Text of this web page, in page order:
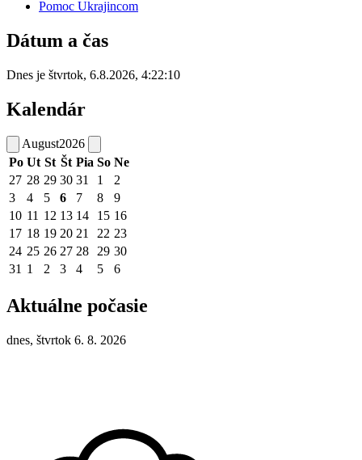
Pomoc Ukrajincom
Dátum a čas
Dnes je štvrtok, 6.8.2026, 4:22:10
Kalendár
August2026
Po Ut St Št Pia So Ne
27 28 29 30 31 1
2
3
4 5 6 7 8
9
10 11 12 13 14 15 16
17 18 19 20 21 22 23
24 25 26 27 28 29 30
31 1 2 3 4 5 6
Aktuálne počasie
dnes, štvrtok 6. 8. 2026